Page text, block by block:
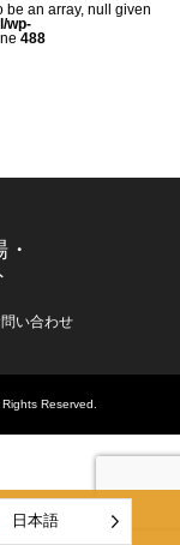
be an array, null given
wp-
488
を検索
い合わせ
Rights Reserved.
日本語